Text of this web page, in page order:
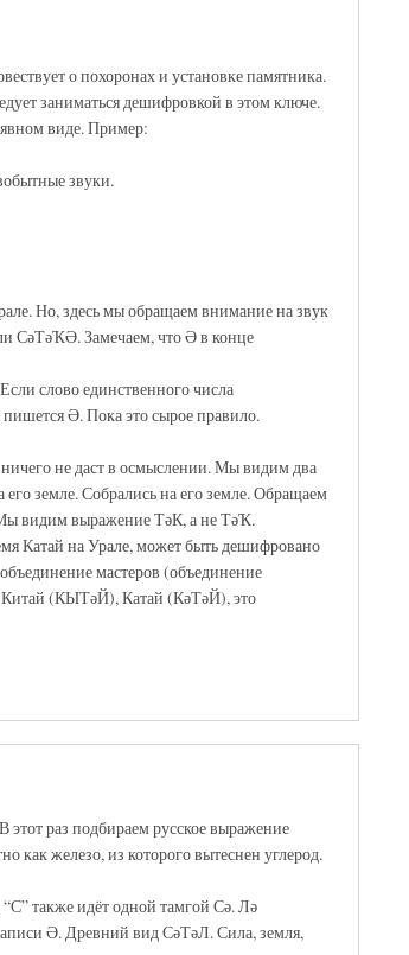
о похоронах и установке памятника.
заниматься дешифровкой в этом ключе.
виде. Пример:
звуки.
Но, здесь мы обращаем внимание на звук
СәТәҠӘ. Замечаем, что Ә в конце
слово единственного числа
пишется Ә. Пока это сырое правило.
не даст в осмыслении. Мы видим два
земле. Собрались на его земле. Обращаем
видим выражение ТәК, а не ТәҠ.
Катай на Урале, может быть дешифровано
мастеров (объединение
Китай (КЫТәЙ), Катай (КәТәЙ), это
раз подбираем русское выражение
железо, из которого вытеснен углерод.
также идёт одной тамгой Сә. Лә
Ә. Древний вид СәТәЛ. Сила, земля,